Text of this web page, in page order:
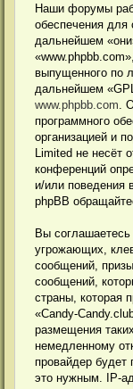
Наши форумы
обеспечения для
дальнейшем
выпущенного по
дальнейшем
www.phpbb.com.
программного
организацией и
Limited не несёт
конференций
и/или поведения
phpBB
Вы
угрожающих,
сообщений,
сообщений,
страны, которая
«Candy-
размещения
немедленному
провайдер будет
это нужным. IP-